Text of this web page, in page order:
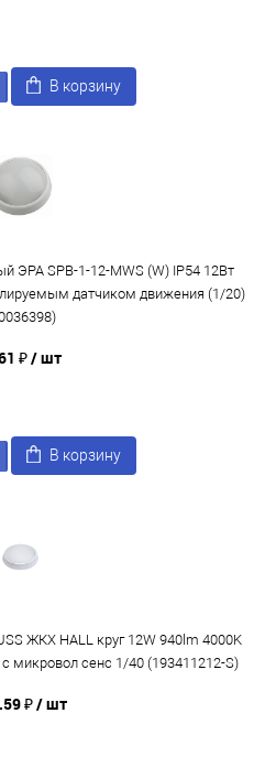
В корзину
ЭРА SPB-1-12-MWS (W) IP54 12Вт
датчиком движения (1/20)
₽/ шт
В корзину
ЖКХ HALL круг 12W 940lm 4000K
микровол сенс 1/40 (193411212-S)
₽/ шт